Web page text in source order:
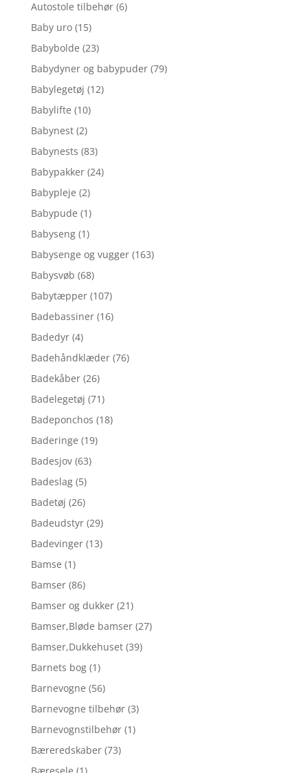
Autostole tilbehør (6)
Baby uro (15)
Babybolde (23)
Babydyner og babypuder (79)
Babylegetøj (12)
Babylifte (10)
Babynest (2)
Babynests (83)
Babypakker (24)
Babypleje (2)
Babypude (1)
Babyseng (1)
Babysenge og vugger (163)
Babysvøb (68)
Babytæpper (107)
Badebassiner (16)
Badedyr (4)
Badehåndklæder (76)
Badekåber (26)
Badelegetøj (71)
Badeponchos (18)
Baderinge (19)
Badesjov (63)
Badeslag (5)
Badetøj (26)
Badeudstyr (29)
Badevinger (13)
Bamse (1)
Bamser (86)
Bamser og dukker (21)
Bamser,Bløde bamser (27)
Bamser,Dukkehuset (39)
Barnets bog (1)
Barnevogne (56)
Barnevogne tilbehør (3)
Barnevognstilbehør (1)
Bæreredskaber (73)